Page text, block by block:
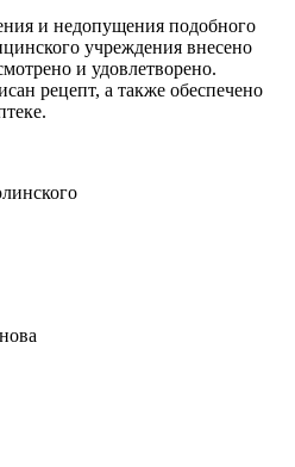
и недопущения подобного
учреждения внесено
и удовлетворено.
рецепт, а также обеспечено